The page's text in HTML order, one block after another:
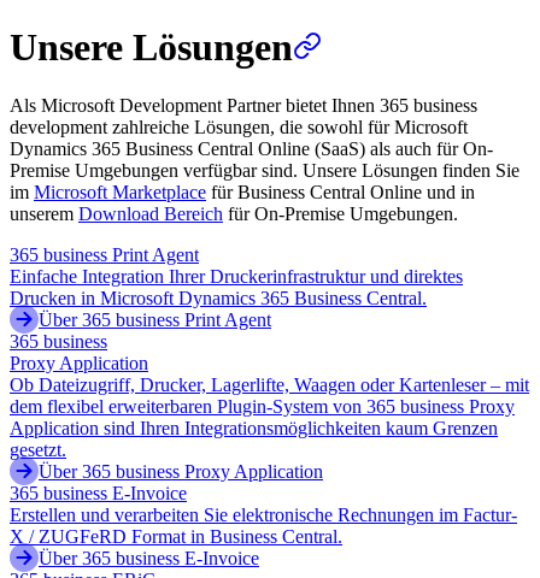
Unsere Lösungen
Als Microsoft Development Partner bietet Ihnen 365 business
development zahlreiche Lösungen, die sowohl für Microsoft
Dynamics 365 Business Central Online (SaaS) als auch für On-
Premise Umgebungen verfügbar sind. Unsere Lösungen finden Sie
im Microsoft Marketplace für Business Central Online und in
unserem Download Bereich für On-Premise Umgebungen.
365 business Print Agent
Einfache Integration Ihrer Druckerinfrastruktur und direktes
Drucken in Microsoft Dynamics 365 Business Central.
Über 365 business Print Agent
365 business
Proxy Application
Ob Dateizugriff, Drucker, Lagerlifte, Waagen oder Kartenleser – mit
dem flexibel erweiterbaren Plugin-System von 365 business Proxy
Application sind Ihren Integrationsmöglichkeiten kaum Grenzen
gesetzt.
Über 365 business Proxy Application
365 business E-Invoice
Erstellen und verarbeiten Sie elektronische Rechnungen im Factur-
X / ZUGFeRD Format in Business Central.
Über 365 business E-Invoice